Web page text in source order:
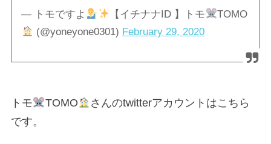
— トモですよ 【イチナナID 】トモ
TOMO
(@yoneyone0301) February 29, 2020
トモ TOMO
さんのtwitterアカウントはこちら
です。